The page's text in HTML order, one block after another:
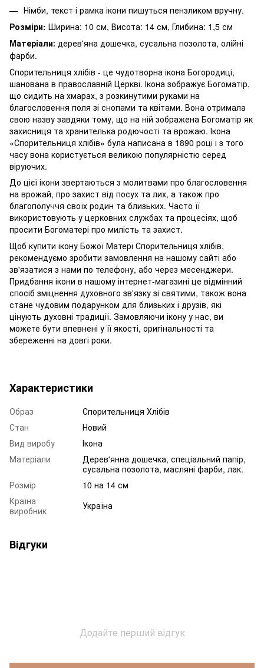
Німби, текст і рамка ікони пишуться пензликом вручну.
Розміри: Ширина: 10 см, Висота: 14 см, Глибина: 1,5 см
Матеріали: дерев'яна дошечка, сусальна позолота, олійні
фарби.
Спорительниця хлібів - це чудотворна ікона Богородиці,
шанована в православній Церкві. Ікона зображує Богоматір,
що сидить на хмарах, з розкинутими руками на
благословення поля зі снопами та квітами. Вона отримала
свою назву завдяки тому, що на ній зображена Богоматір як
захисниця та хранителька родючості та врожаю. Ікона
«Спорительниця хлібів» була написана в 1890 році і з того
часу вона користується великою популярністю серед
віруючих.
До цієї ікони звертаються з молитвами про благословення
на врожай, про захист від посух та лих, а також про
благополуччя своїх родин та близьких. Часто її
використовують у церковних службах та процесіях, щоб
просити Богоматері про милість та захист.
Щоб купити ікону Божої Матері Спорительниця хлібів,
рекомендуємо зробити замовлення на нашому сайті або
зв'язатися з нами по телефону, або через месенджери.
Придбання ікони в нашому інтернет-магазині це відмінний
спосіб зміцнення духовного зв'язку зі святими, також вона
стане чудовим подарунком для близьких і друзів, які
цінують духовні традиції. Замовляючи ікону у нас, ви
можете бути впевнені у її якості, оригінальності та
збереженні на довгі роки.
Характеристики
Образ
Спорительниця Хлібів
Стан
Новий
Вид виробу
Ікона
Матеріали
Дерев'янна дошечка, спеціальний папір,
сусальна позолота, масляні фарби, лак.
Розмір
10 на 14 см
Країна
виробник
Україна
Відгуки
Додайте перший відгук